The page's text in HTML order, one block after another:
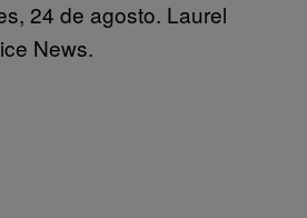
24 de agosto. Laurel
News.